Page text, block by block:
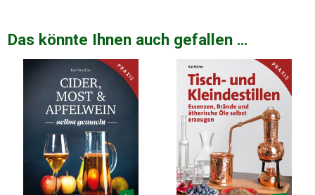
Das könnte Ihnen auch gefallen …